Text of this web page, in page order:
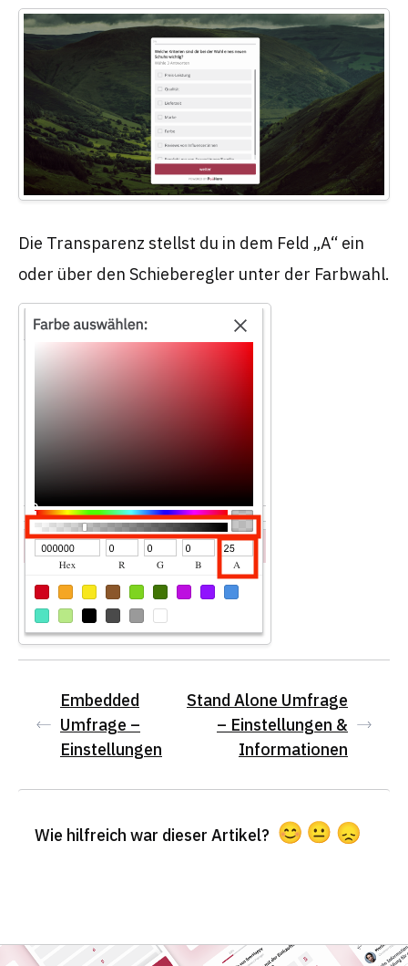
Die Transparenz stellst du in dem Feld „A“ ein
oder über den Schieberegler unter der Farbwahl.
Embedded
Umfrage –
Einstellungen
Stand Alone Umfrage
– Einstellungen &
Informationen
Wie hilfreich war dieser Artikel?